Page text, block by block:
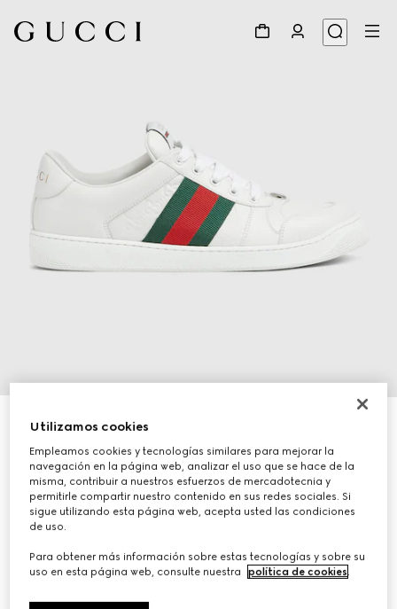
1/6
Zapatilla Screener para hombre
€ 850
Variaciones piel blanca
Utilizamos cookies
Empleamos cookies y tecnologías similares para mejorar la
navegación en la página web, analizar el uso que se hace de la
misma, contribuir a nuestros esfuerzos de mercadotecnia y
permitirle compartir nuestro contenido en sus redes sociales. Si
sigue utilizando esta página web, acepta usted las condiciones
de uso.
Para obtener más información sobre estas tecnologías y sobre su
uso en esta página web, consulte nuestra
política de cookies